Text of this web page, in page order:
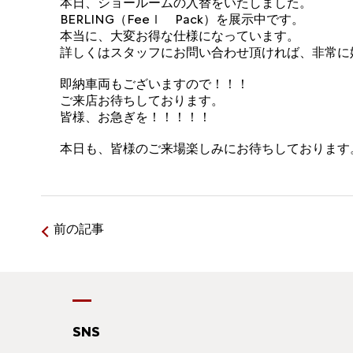
BERLING（Feeｌ Pack）を展示中です。
本当に、大変お得な仕様になっています。
詳しくはスタッフにお問い合わせ頂ければ、非常に
即納車両もございますので！！！
ご来店お待ちしております。
皆様、お急ぎを！！！！！
本日も、皆様のご来場楽しみにお待ちしております
前の記事
SNS